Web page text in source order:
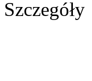
Szczegóły